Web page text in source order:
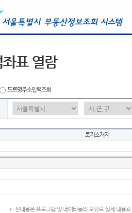
표 열람
도로명주소입력조회
토지소재지
본내용은 프로그램 및 데이타등의 오류로 실제 내용